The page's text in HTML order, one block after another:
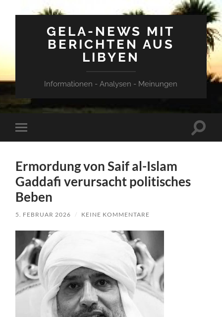
GELA-NEWS MIT
BERICHTEN AUS
LIBYEN
Informationen - Analysen - Meinungen
Mobile-
Menü
Ermordung von Saif al-Islam
Gaddafi verursacht politisches
Beben
5. FEBRUAR 2026 / KEINE KOMMENTARE